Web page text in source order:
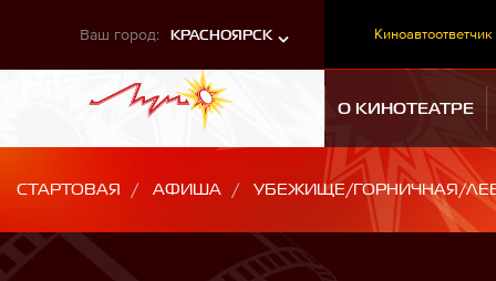
Ваш город: КРАСНОЯРСК Киноавтоответчик
О КИНОТЕАТРЕ
СТАРТОВАЯ АФИША УБЕЖИЩЕ/ГОРНИЧНАЯ/